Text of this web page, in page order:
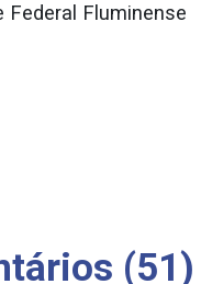
Federal Fluminense
(51)